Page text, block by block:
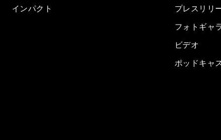
インパクト
プレスリリ
フォトギャ
ビデオ
ポッドキャ